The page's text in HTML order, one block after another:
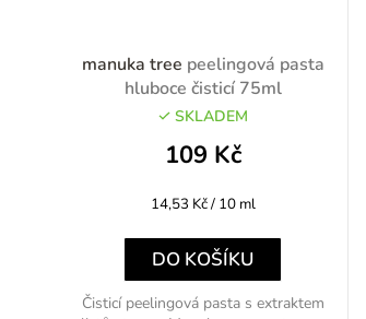
manuka tree peelingová pasta
hluboce čisticí 75ml
SKLADEM
109 Kč
Měrná
14,53 Kč / 10 ml
DO KOŠÍKU
Čisticí peelingová pasta s extraktem